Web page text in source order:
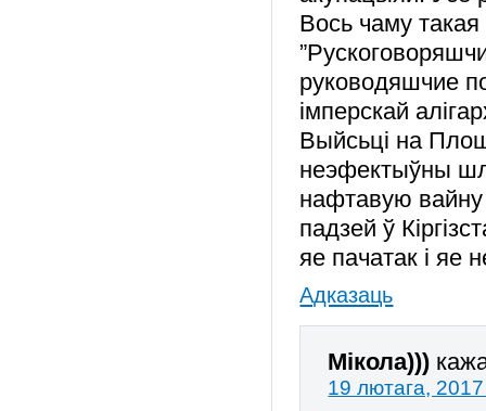
Вось чаму
руководяшчие
імперскай
Выйсьці на
неэфектыўны
нафтавую вайну
падзей ў
яе пачатак і яе
Адказаць
Мікола)))
19 лютага,